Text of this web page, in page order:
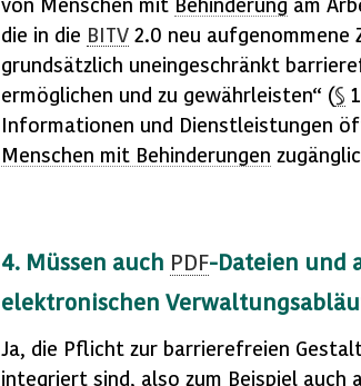
die in die BITV 2.0 neu aufgenommene
grundsätzlich uneingeschränkt
ermöglichen und zu gewährleisten“ (§
Informationen und Dienstleistungen
Menschen mit Behinderungen
4. Müssen auch PDF-Dateien und
elektronischen
Ja, die Pflicht zur barrierefreien
integriert sind, also zum Beispiel auch